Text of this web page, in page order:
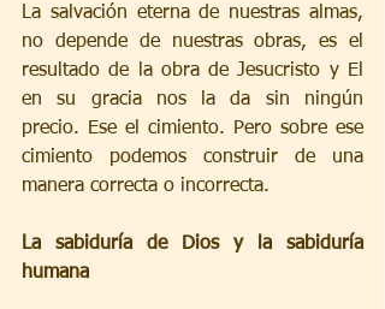
La salvación eterna de nuestras almas,
no depende de nuestras obras, es el
resultado de la obra de Jesucristo y El
en su gracia nos la da sin ningún
precio. Ese el cimiento. Pero sobre ese
cimiento podemos construir de una
manera correcta o incorrecta.
La sabiduría de Dios y la sabiduría
humana